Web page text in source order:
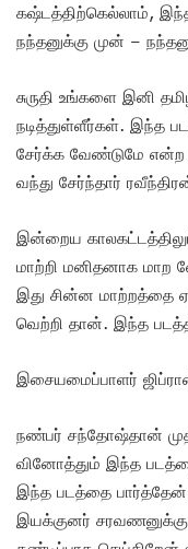
கஷ்டத்திற்கெல்லாம்,
நந்தனுக்கு முன் –
சுருதி உங்களை இனி
நடித்துள்ளீர்கள். இந்த
சேர்க்க வேண்டுமே என்ற
வந்து சேர்ந்தார்
இன்றைய
மாற்றி மனிதனாக மாற
இது சின்ன மாற்றத்தை
வெற்றி தான். இந்த
இசையமைப்பாளர்
நண்பர் சந்தோஷ்தான்
வினோத்தும் இந்த
இந்த படத்தை
இயக்குனர்